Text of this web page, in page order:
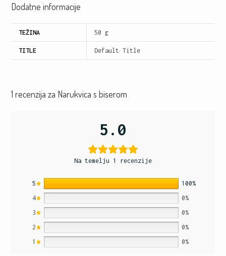
Dodatne informacije
TEŽINA 50 g
TITLE Default Title
1 recenzija za Narukvica s biserom
5.0
Na temelju 1 recenzije
5
100%
4
0%
3
0%
2
0%
1
0%